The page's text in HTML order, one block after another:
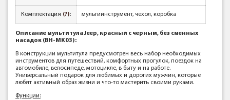
Комплектация (?): мультиинструмент, чехол, коробка
Описание мультитула Jeep, красный с черным, без сменных
насадок (BH-MK03):
В конструкции мультитула предусмотрен весь набор необходимых
инструментов для путешествий, комфортных прогулок, поездок на
автомобиле, велосипеде, мотоцикле, в быту и на работе.
Универсальный подарок для любимых и дорогих мужчин, которые
любят активный образ жизни и что-то мастерить своими руками.
Функции: